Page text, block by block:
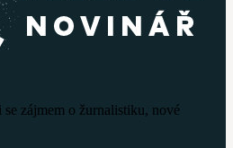
zájmem o žurnalistiku, nové